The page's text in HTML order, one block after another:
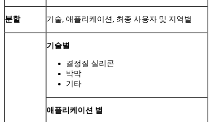
분할 기술, 애플리케이션, 최종 사용자 및 지역별
기술별
결정질 실리콘
박막
기타
애플리케이션 별